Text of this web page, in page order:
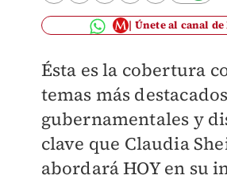
Únete al canal
Ésta es la cobertura
temas más
gubernamentales y
clave que Claudia
abordará HOY en su